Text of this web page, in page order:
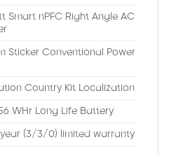
Smart nPFC Right Angle AC
Sticker Conventional Power
Country Kit Localization
WHr Long Life Battery
(3/3/0) limited warranty